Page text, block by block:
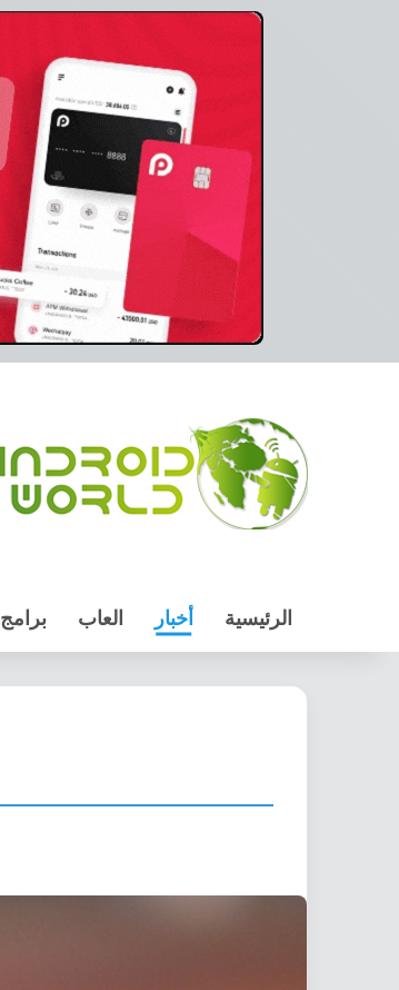
الرئيسية أخبار العاب برامج